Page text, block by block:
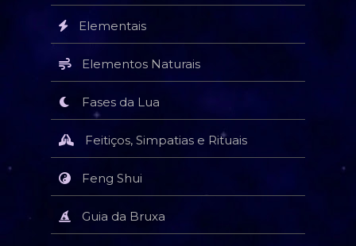
Elementais
Elementos Naturais
Fases da Lua
Feitiços, Simpatias e Rituais
Feng Shui
Guia da Bruxa